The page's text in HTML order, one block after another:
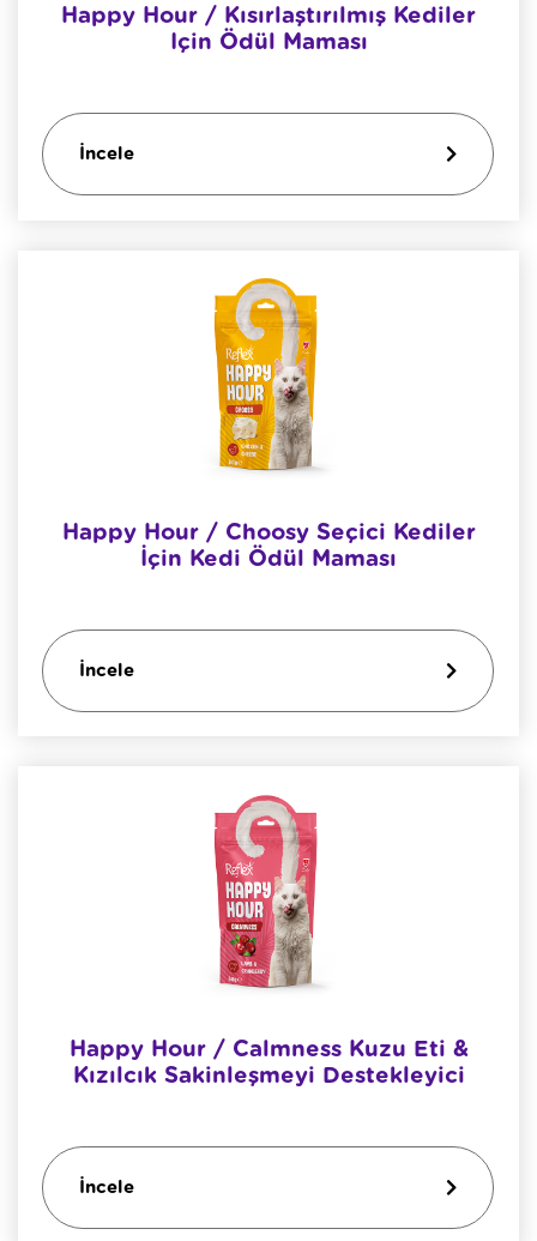
Happy Hour / Kısırlaştırılmış Kediler
Için Ödül Maması
İncele
Happy Hour / Choosy Seçici Kediler
İçin Kedi Ödül Maması
İncele
Happy Hour / Calmness Kuzu Eti &
Kızılcık Sakinleşmeyi Destekleyici
İncele